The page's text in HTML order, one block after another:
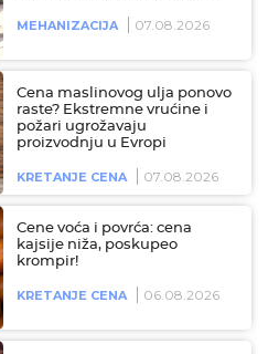
MEHANIZACIJA 07.08.2026
Cena maslinovog ulja ponovo
raste? Ekstremne vrućine i
požari ugrožavaju
proizvodnju u Evropi
KRETANJE CENA 07.08.2026
Cene voća i povrća: cena
kajsije niža, poskupeo
krompir!
KRETANJE CENA 06.08.2026